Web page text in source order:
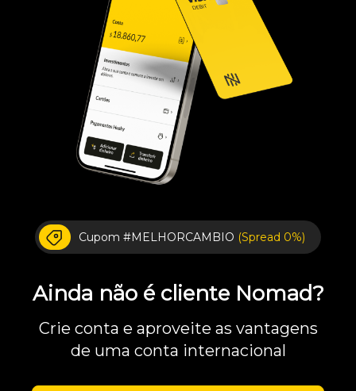
Cupom #MELHORCAMBIO (Spread 0%)
Ainda não é cliente Nomad?
Crie conta e aproveite as vantagens
de uma conta internacional